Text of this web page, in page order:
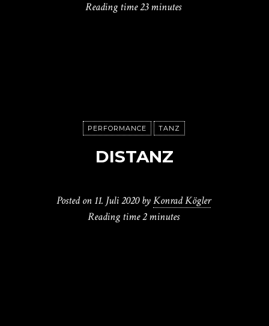
Reading time23 minutes
PERFORMANCE TANZ
DISTANZ
Posted on 11. Juli 2020 byKonrad Kögler
Reading time2 minutes